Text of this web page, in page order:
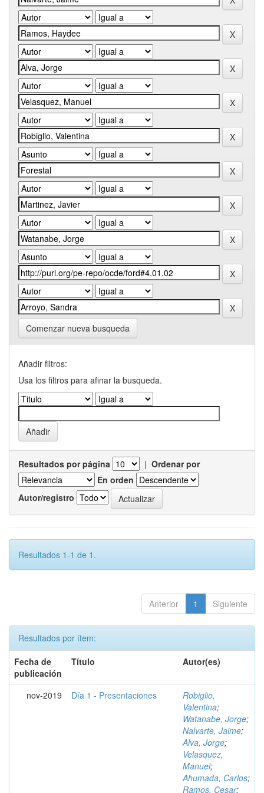
Comenzar nueva busqueda
Añadir filtros:
Usa los filtros para afinar la busqueda.
Resultados por página | Ordenar por
En orden
Autor/registro
Resultados 1-1 de 1.
Anterior 1 Siguiente
Resultados por ítem:
Fecha de
publicación
Título Autor(es)
nov-2019 Día 1 - Presentaciones
Robiglio,
Valentina;
Watanabe, Jorge;
Nalvarte, Jaime;
Alva, Jorge;
Velasquez,
Manuel;
Ahumada, Carlos;
Ramos, Cesar;